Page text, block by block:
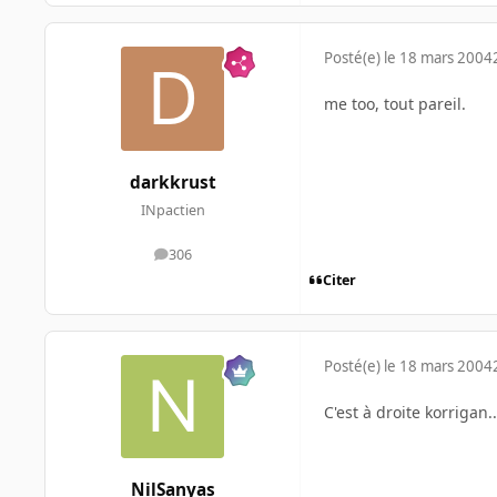
darkkrust
INpactien
306
messages
Posté(e) le 18 mars 2004
me too, tout pareil.
Citer
NilSanyas
Posté(e) le 18 mars 2004
C'est à droite